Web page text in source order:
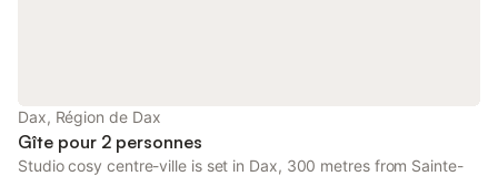
Dax, Région de Dax
Gîte pour 2 personnes
Studio cosy centre-ville is set in Dax, 300 metres from Sainte-